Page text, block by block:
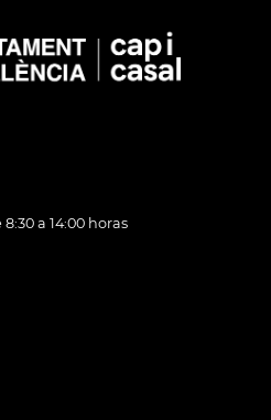
a 14:00 horas